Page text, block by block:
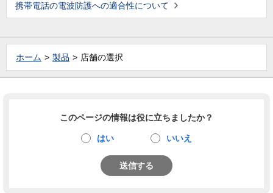
携帯電話の電波防護への適合性について
ホーム 製品 店舗の選択
このページの情報は役に立ちましたか？
はい いいえ
送信する